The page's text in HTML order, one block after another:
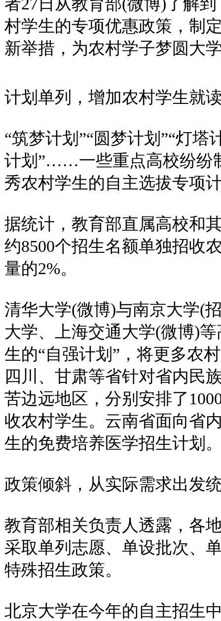
者27日从教育部(微博)了解
村学生的专项优惠政策，制
新举措，为农村学子梦圆大
计划单列，增加农村学生就
“筑梦计划”“圆梦计划”“灯塔
计划”……一些重点高校纷纷
秀农村学生的自主选拔专项
据统计，教育部直属高校和
约8500个招生名额单独招收
量的2%。
清华大学(微博)与南京大学(
大学、上海交通大学(微博)
生的“自强计划”，将更多农
四川、甘肃等省针对省内民
苦边远地区，分别安排了
收农村学生。云南省面向省
生的免费培养医学招生计划
政策倾斜，从实际需求出发
教育部相关负责人透露，各
采取单列志愿、单设批次、
特殊招生政策。
北京大学在今年的自主招生